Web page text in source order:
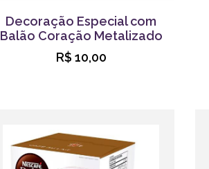
Decoração Especial com
Balão Coração Metalizado
R$ 10,00